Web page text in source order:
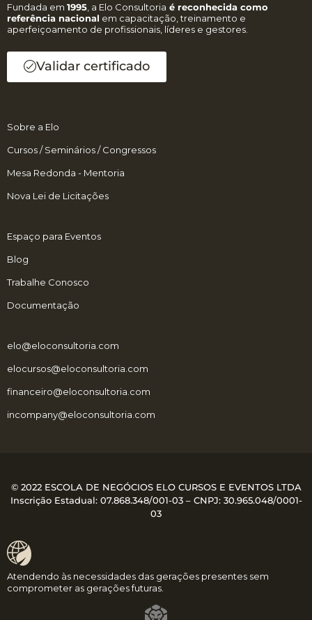
Fundada em 1995 , a Elo Consultoria é reconhecida como
referência nacional em capacitação, treinamento e
aperfeiçoamento de profissionais, líderes e gestores.
Validar certificado
Sobre a Elo
Cursos / Seminários / Congressos
Mesa Redonda - Mentoria
Nova Lei de Licitações
Espaço para Eventos
Blog
Trabalhe Conosco
Documentação
elo@eloconsultoria.com
elocursos@eloconsultoria.com
financeiro@eloconsultoria.com
incompany@eloconsultoria.com
© 2022 ESCOLA DE NEGÓCIOS ELO CURSOS E EVENTOS LTDA
Inscrição Estadual: 07.868.348/001-03 – CNPJ: 30.965.048/0001-
03
Atendendo às necessidades das gerações presentes sem
comprometer as gerações futuras.